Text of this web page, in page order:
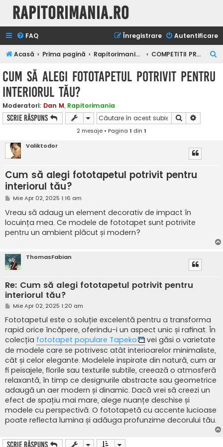
Rapitorimania.ro
FAQ Autentificare
Înregistrare
Acasă Prima pagină Rapitorimania.ro COMPETITII PRIVATE
Cum să alegi fototapetul potrivit pentru
interiorul tău?
Moderatori: Dan M, Rapitorimania
Scrie răspuns Căutare
2 mesaje • Pagina 1 din 1
Valiktodor
Cum să alegi fototapetul potrivit pentru
interiorul tău?
M
s
a
j
Mie Apr 02, 2025 1:16 am
Vreau să adaug un element decorativ de impact în
locuința mea. Ce modele de fototapet sunt potrivite
pentru un ambient plăcut și modern?
ThomasFabian
Re: Cum să alegi fototapetul potrivit pentru
interiorul tău?
M
s
a
j
Mie Apr 02, 2025 1:20 am
Fototapetul este o soluție excelentă pentru a transforma
rapid orice încăpere, oferindu-i un aspect unic și rafinat. În
colecția fototapet populare Tapeko
vei găsi o varietate
de modele care se potrivesc atât interioarelor minimaliste,
cât și celor elegante. Modelele inspirate din natură, cum ar
fi peisajele, florile sau texturile subtile, creează o atmosferă
relaxantă, în timp ce designurile abstracte sau geometrice
adaugă un aer modern și dinamic. Dacă vrei să creezi un
efect de spațiu mai mare, alege nuanțe deschise și
modele cu perspectivă. O fototapetă cu accente lucioase
poate reflecta lumina și adăuga profunzime decorului tău.
Scrie răspuns